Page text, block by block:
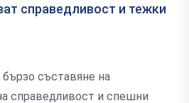
справедливост и тежки
съставяне на
справедливост и спешни